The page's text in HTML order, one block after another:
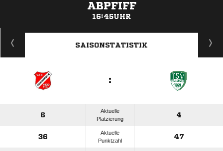
ABPFIFF
16:45UHR
ANZEIGE
SAISONSTATISTIK
:
6
Aktuelle
Platzierung
4
36
Aktuelle
Punktzahl
47